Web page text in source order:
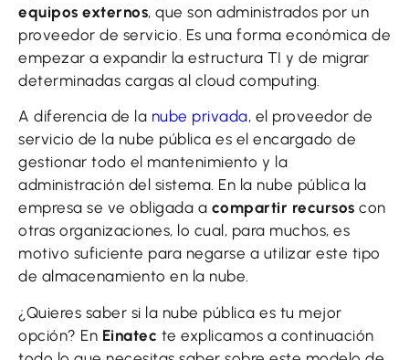
equipos externos, que son administrados por un
proveedor de servicio. Es una forma económica de
empezar a expandir la estructura TI y de migrar
determinadas cargas al cloud computing.
A diferencia de la nube privada, el proveedor de
servicio de la nube pública es el encargado de
gestionar todo el mantenimiento y la
administración del sistema. En la nube pública la
empresa se ve obligada a compartir recursos con
otras organizaciones, lo cual, para muchos, es
motivo suficiente para negarse a utilizar este tipo
de almacenamiento en la nube.
¿Quieres saber si la nube pública es tu mejor
opción? En Einatec te explicamos a continuación